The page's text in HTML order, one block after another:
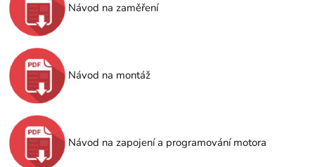
Návod na zaměření
Návod na montáž
Návod na zapojení a programování motora